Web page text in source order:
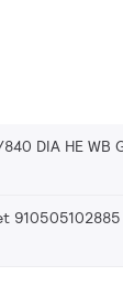
DIA HE WB
910505102885